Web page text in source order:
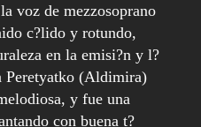
voz de mezzosoprano
c?lido y rotundo,
en la emisi?n y l?
Peretyatko (Aldimira)
y fue una
con buena t?